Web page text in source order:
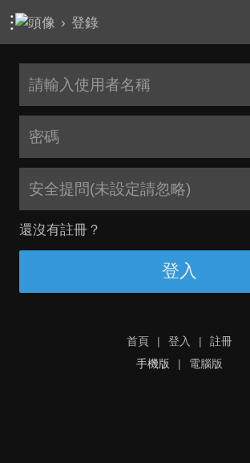
› 登錄
安全提問(未設定請忽略)
還沒有註冊？
登入
首頁 | 登入 |
註冊
手機版
| 電腦版